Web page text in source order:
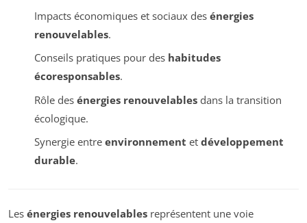
Impacts économiques et sociaux des énergies
renouvelables.
Conseils pratiques pour des habitudes
écoresponsables.
Rôle des énergies renouvelablesdans la transition
écologique.
Synergie entre environnement et développement
durable.
Les énergies renouvelables représentent une voie